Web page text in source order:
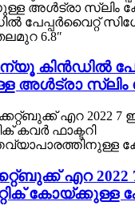
കിൻഡിൽ
അൾട്രാ സ്ലിം
എറ
കോയ്‌ക്കുള്ള